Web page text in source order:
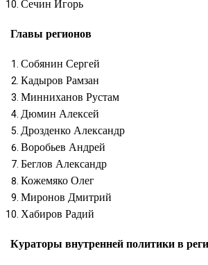
Сечин Игорь
Главы регионов
Собянин Сергей
Кадыров Рамзан
Минниханов Рустам
Дюмин Алексей
Дрозденко Александр
Воробьев Андрей
Беглов Александр
Кожемяко Олег
Миронов Дмитрий
Хабиров Радий
Кураторы внутренней политики в